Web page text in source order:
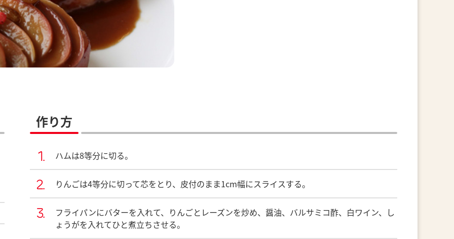
作り方
ハムは8等分に切る。
りんごは4等分に切って芯をとり、皮付のまま1cm幅にスライスする。
フライパンにバターを入れて、りんごとレーズンを炒め、醤油、バルサミコ酢、白ワイン、し
ょうがを入れてひと煮立ちさせる。